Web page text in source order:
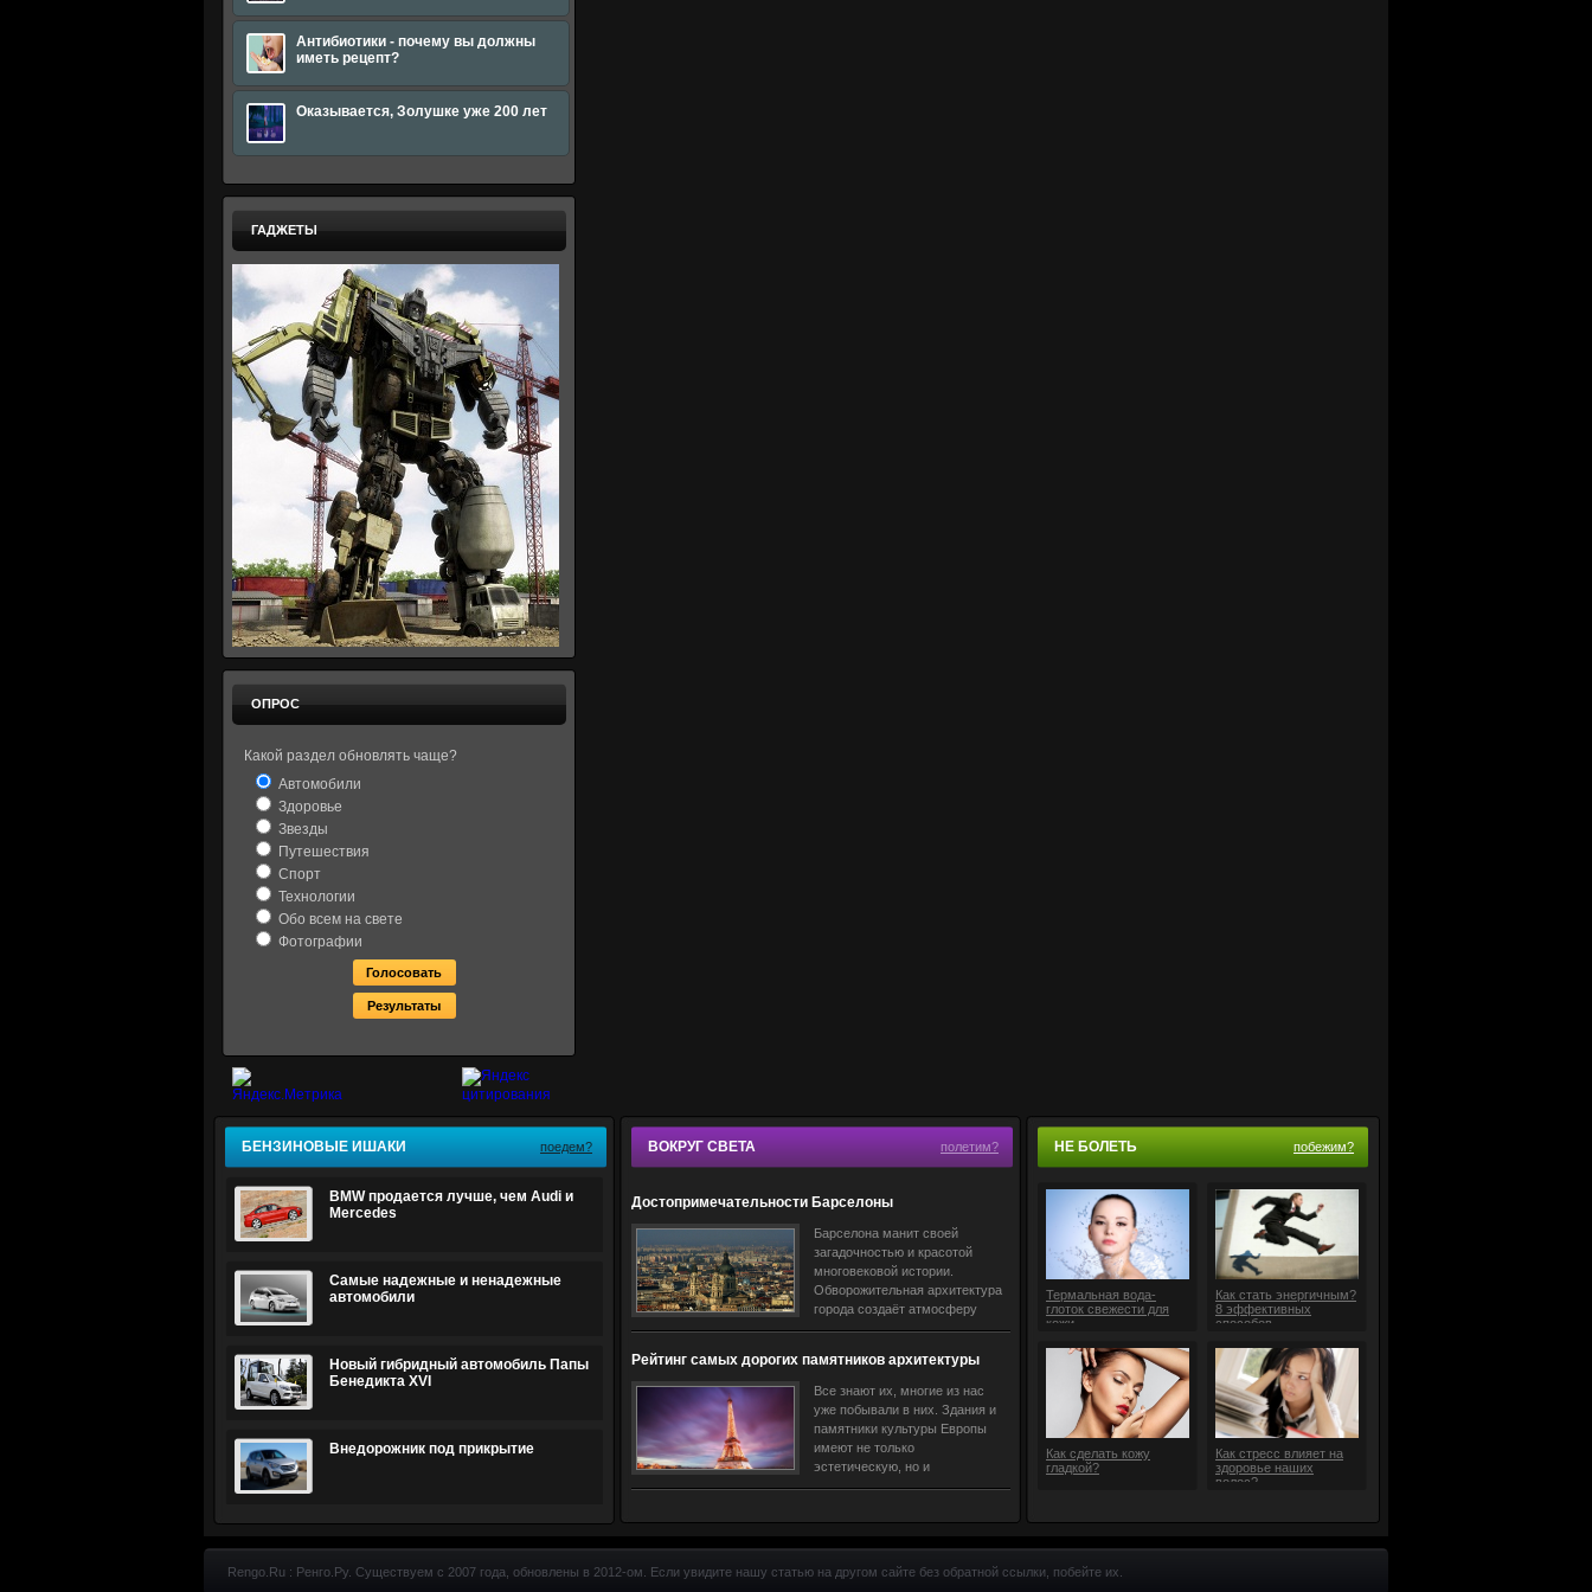
Антибиотики - почему вы должны
иметь рецепт?
Оказывается, Золушке уже 200 лет
ГАДЖЕТЫ
ОПРОС
Какой раздел обновлять чаще?
Автомобили
Здоровье
Звезды
Путешествия
Спорт
Технологии
Обо всем на свете
Фотографии
БЕНЗИНОВЫЕ ИШАКИ поедем?
BMW продается лучше, чем Audi и
Mercedes
Самые надежные и ненадежные
автомобили
Новый гибридный автомобиль Папы
Бенедикта XVI
Внедорожник под прикрытие
ВОКРУГ СВЕТА полетим?
Достопримечательности Барселоны
Барселона манит своей
загадочностью и красотой
многовековой истории.
Обворожительная архитектура
города создаёт атмосферу
античности и помогает
прошлое. Гости столицы
Рейтинг самых дорогих памятников архитектуры
Все знают их, многие из нас
уже побывали в них. Здания и
памятники культуры Европы
имеют не только
эстетическую, но и
экономическую ценность,
«Handelsblatt». Новое
НЕ БОЛЕТЬ побежим?
Термальная вода-
глоток свежести для
кожи
Как стать энергичным?
8 эффективных
способов
Как сделать кожу
гладкой?
Как стресс влияет на
здоровье наших
волос?
Rengo.Ru : Ренго.Ру. Существуем с 2007 года, обновлены в 2012-ом. Если увидите нашу статью на другом сайте без обратной ссылки, побейте их.